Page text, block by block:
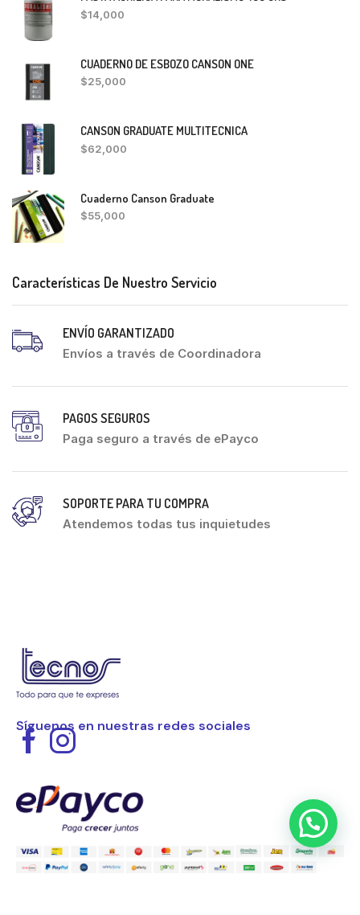
$14,000
CUADERNO DE ESBOZO CANSON ONE
$25,000
CANSON GRADUATE MULTITECNICA
$62,000
Cuaderno Canson Graduate
$55,000
Características De Nuestro Servicio
ENVÍO GARANTIZADO
Envíos a través de Coordinadora
PAGOS SEGUROS
Paga seguro a través de ePayco
SOPORTE PARA TU COMPRA
Atendemos todas tus inquietudes
Síguenos en nuestras redes sociales